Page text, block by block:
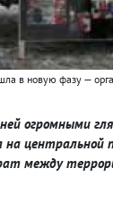
в новую фазу —
ней огромными
на
между